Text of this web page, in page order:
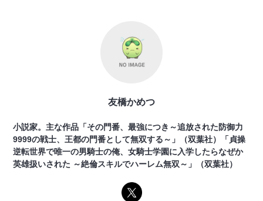
友橋かめつ
小説家。主な作品「その門番、最強につき～追放された防御力
9999の戦士、王都の門番として無双する～」（双葉社）「貞操
逆転世界で唯一の男騎士の俺、女騎士学園に入学したらなぜか
英雄扱いされた ～絶倫スキルでハーレム無双～」（双葉社）